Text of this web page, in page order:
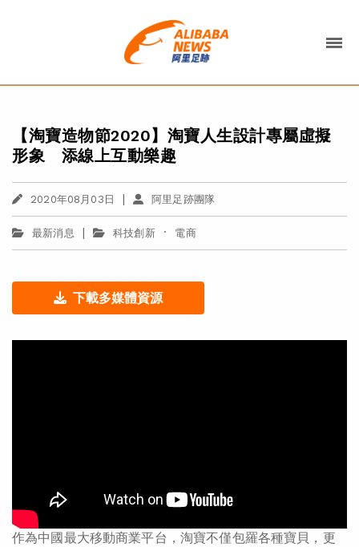
【淘寶造物節2020】淘寶人生設計專屬虛擬
形象 添線上互動樂趣
2020年08月03日 | 阿里足跡團隊
最新消息 | 科技創新 · 電商
下載多媒體資源
作為中國最大移動商業平台，淘寶不僅包羅各種寶貝，更